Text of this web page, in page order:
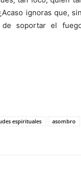
ignoras que,
de soportar el
espirituales asombro